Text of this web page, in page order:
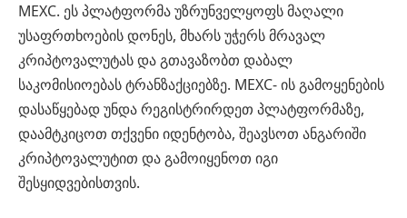
MEXC. ეს პლატფორმა უზრუნველყოფს მაღალი
უსაფრთხოების დონეს, მხარს უჭერს მრავალ
კრიპტოვალუტას და გთავაზობთ დაბალ
საკომისიოებას ტრანზაქციებზე. MEXC- ის გამოყენების
დასაწყებად უნდა რეგისტრირდეთ პლატფორმაზე,
დაამტკიცოთ თქვენი იდენტობა, შეავსოთ ანგარიში
კრიპტოვალუტით და გამოიყენოთ იგი
შესყიდვებისთვის.